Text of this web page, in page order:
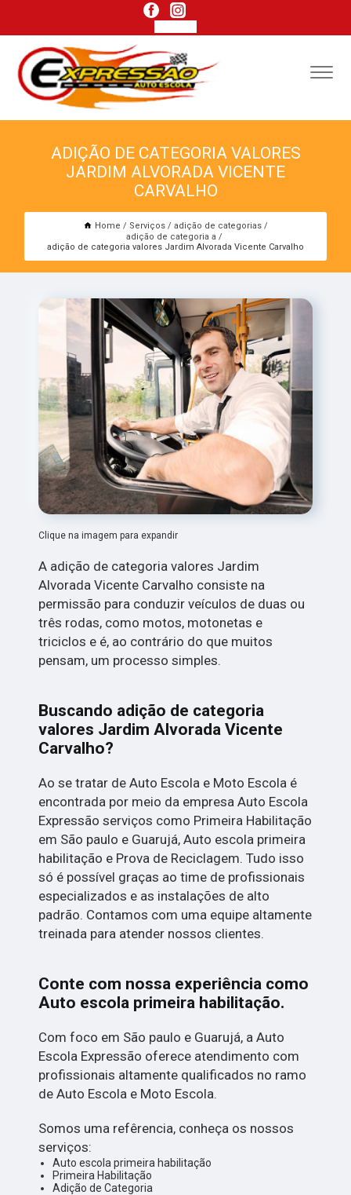
ADIÇÃO DE CATEGORIA VALORES
JARDIM ALVORADA VICENTE
CARVALHO
Home Serviços
adição de categorias
adição de categoria a
adição de categoria valores Jardim Alvorada Vicente Carvalho
Clique na imagem para expandir
A adição de categoria valores Jardim
Alvorada Vicente Carvalho consiste na
permissão para conduzir veículos de duas ou
três rodas, como motos, motonetas e
triciclos e é, ao contrário do que muitos
pensam, um processo simples.
Buscando adição de categoria
valores Jardim Alvorada Vicente
Carvalho?
Ao se tratar de Auto Escola e Moto Escola é
encontrada por meio da empresa Auto Escola
Expressão serviços como Primeira Habilitação
em São paulo e Guarujá, Auto escola primeira
habilitação e Prova de Reciclagem. Tudo isso
só é possível graças ao time de profissionais
especializados e as instalações de alto
padrão. Contamos com uma equipe altamente
treinada para atender nossos clientes.
Conte com nossa experiência como
Auto escola primeira habilitação.
Com foco em São paulo e Guarujá, a Auto
Escola Expressão oferece atendimento com
profissionais altamente qualificados no ramo
de Auto Escola e Moto Escola.
Somos uma refêrencia, conheça os nossos
serviços:
Auto escola primeira habilitação
Primeira Habilitação
Adição de Categoria